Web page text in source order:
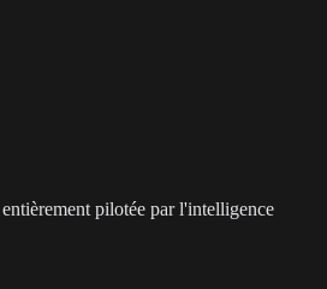
pilotée par l'intelligence